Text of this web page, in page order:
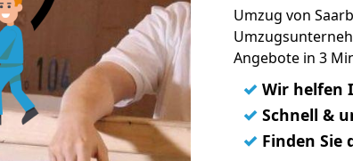
Umzug von
Angebote in 3
✓ Wir helfen
✓ Schnell &
✓ Finden Sie